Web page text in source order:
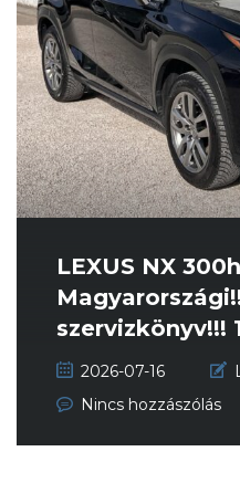
LEXUS NX
szervizkönyv!!!
2026-07-16
Nincs hozzászólás